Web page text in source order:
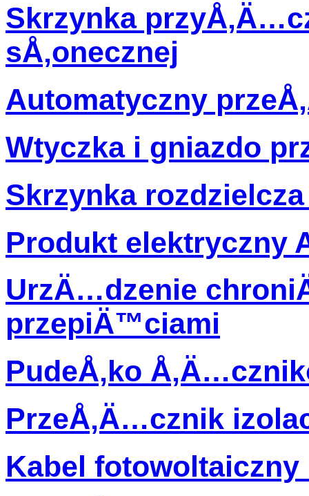
Skrzynka
sÅ‚onecznej
Automatyczny
Wtyczka i gniazdo
Skrzynka
Produkt elektryczny
UrzÄ…dzenie
przepiÄ™ciami
PudeÅ‚ko
PrzeÅ‚Ä…cznik
Kabel